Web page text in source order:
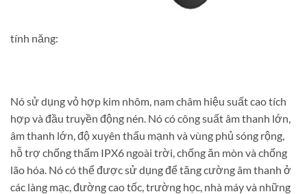
tính năng:
Nó sử dụng vỏ hợp kim nhôm, nam châm hiệu suất cao tích
hợp và đầu truyền động nén. Nó có công suất âm thanh lớn,
âm thanh lớn, độ xuyên thấu mạnh và vùng phủ sóng rộng,
hỗ trợ chống thấm IPX6 ngoài trời, chống ăn mòn và chống
lão hóa. Nó có thể được sử dụng để tăng cường âm thanh ở
các làng mạc, đường cao tốc, trường học, nhà máy và những